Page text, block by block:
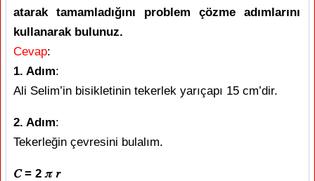
atarak tamamladığını problem çözme adımlarını
kullanarak bulunuz.
Cevap:
1. Adım:
Ali Selim’in bisikletinin tekerlek yarıçapı 15 cm’dir.
2. Adım:
Tekerleğin çevresini bulalım.
𝐶 = 2 𝜋 𝑟